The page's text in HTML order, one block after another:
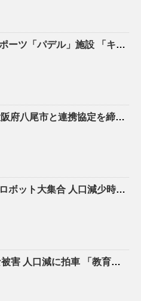
調布に新スポーツ「パデル」施設 「キャプテン翼」高橋陽一さん手がける – 調布経済新聞
akippaが大阪府八尾市と連携協定を締結！駐車場シェアを活かしたにぎわいの創出と関係
ボット大集合 人口 減少時代の建設現場を救え！ – YouTube
被害 人口 減に拍車 「教育のまち」で移住促進｜特集 – 苫小牧民報